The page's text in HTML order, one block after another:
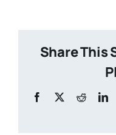
Share This
Facebook
X Reddit